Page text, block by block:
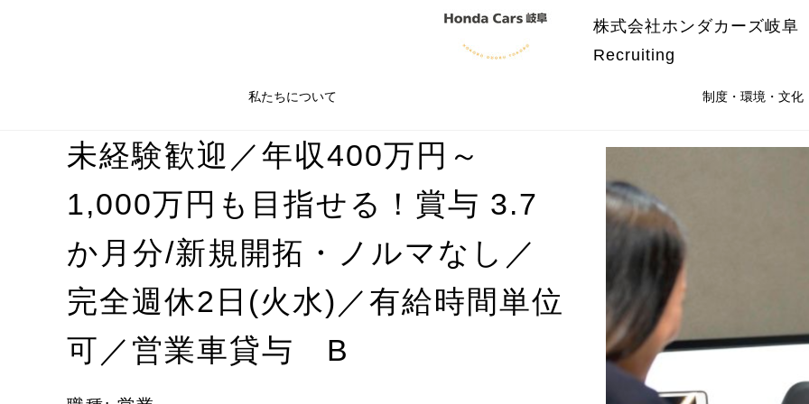
株式会社ホンダカーズ岐阜
Recruiting
私たちについて 制度・環境・文化
未経験歓迎／年収400万円～
1,000万円も目指せる！賞与 3.7
か月分/新規開拓・ノルマなし／
完全週休2日(火水)／有給時間単位
可／営業車貸与 B